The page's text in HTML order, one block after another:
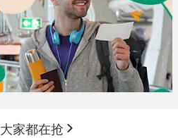
大家都在抢